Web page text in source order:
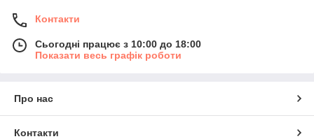
Контакти
Сьогодні працює з 10:00 до 18:00
Показати весь графік роботи
Про нас
Контакти